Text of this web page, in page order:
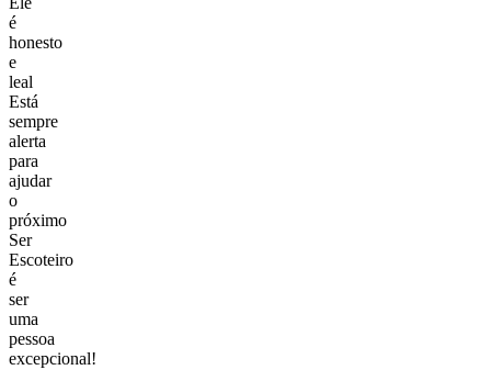
é
honesto
e
leal
Está
sempre
alerta
para
ajudar
o
próximo
Ser
Escoteiro
é
ser
uma
pessoa
excepcional!